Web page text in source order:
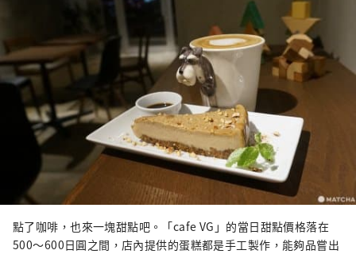
點了咖啡，也來一塊甜點吧。「cafe VG」的當日甜點價格落在
500～600日圓之間，店內提供的蛋糕都是手工製作，能夠品嘗出